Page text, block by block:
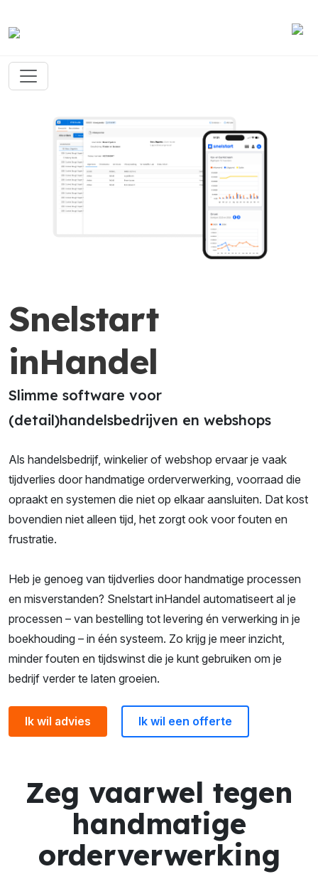
Snelstart
inHandel
Slimme software voor
(detail)handelsbedrijven en webshops
Als handelsbedrijf, winkelier of webshop ervaar je vaak
tijdverlies door handmatige orderverwerking, voorraad die
opraakt en systemen die niet op elkaar aansluiten. Dat kost
bovendien niet alleen tijd, het zorgt ook voor fouten en
frustratie.
Heb je genoeg van tijdverlies door handmatige processen
en misverstanden? Snelstart inHandel automatiseert al je
processen – van bestelling tot levering én verwerking in je
boekhouding – in één systeem. Zo krijg je meer inzicht,
minder fouten en tijdswinst die je kunt gebruiken om je
bedrijf verder te laten groeien.
Ik wil advies Ik wil een offerte
Zeg vaarwel tegen
handmatige
orderverwerking